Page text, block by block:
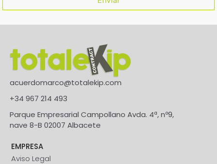
acuerdomarco@totalekip.com
+34 967 214 493
Parque Empresarial Campollano Avda. 4ª, nº9,
nave 8-B 02007 Albacete
EMPRESA
Aviso Legal